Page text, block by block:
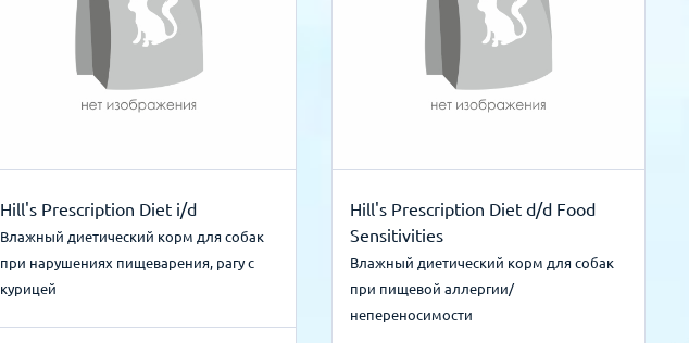
Hill's Prescription Diet i/d
Влажный диетический корм для собак
при нарушениях пищеварения, рагу с
курицей
Hill's Prescription Diet d/d Food
Sensitivities
Влажный диетический корм для собак
при пищевой аллергии/
непереносимости